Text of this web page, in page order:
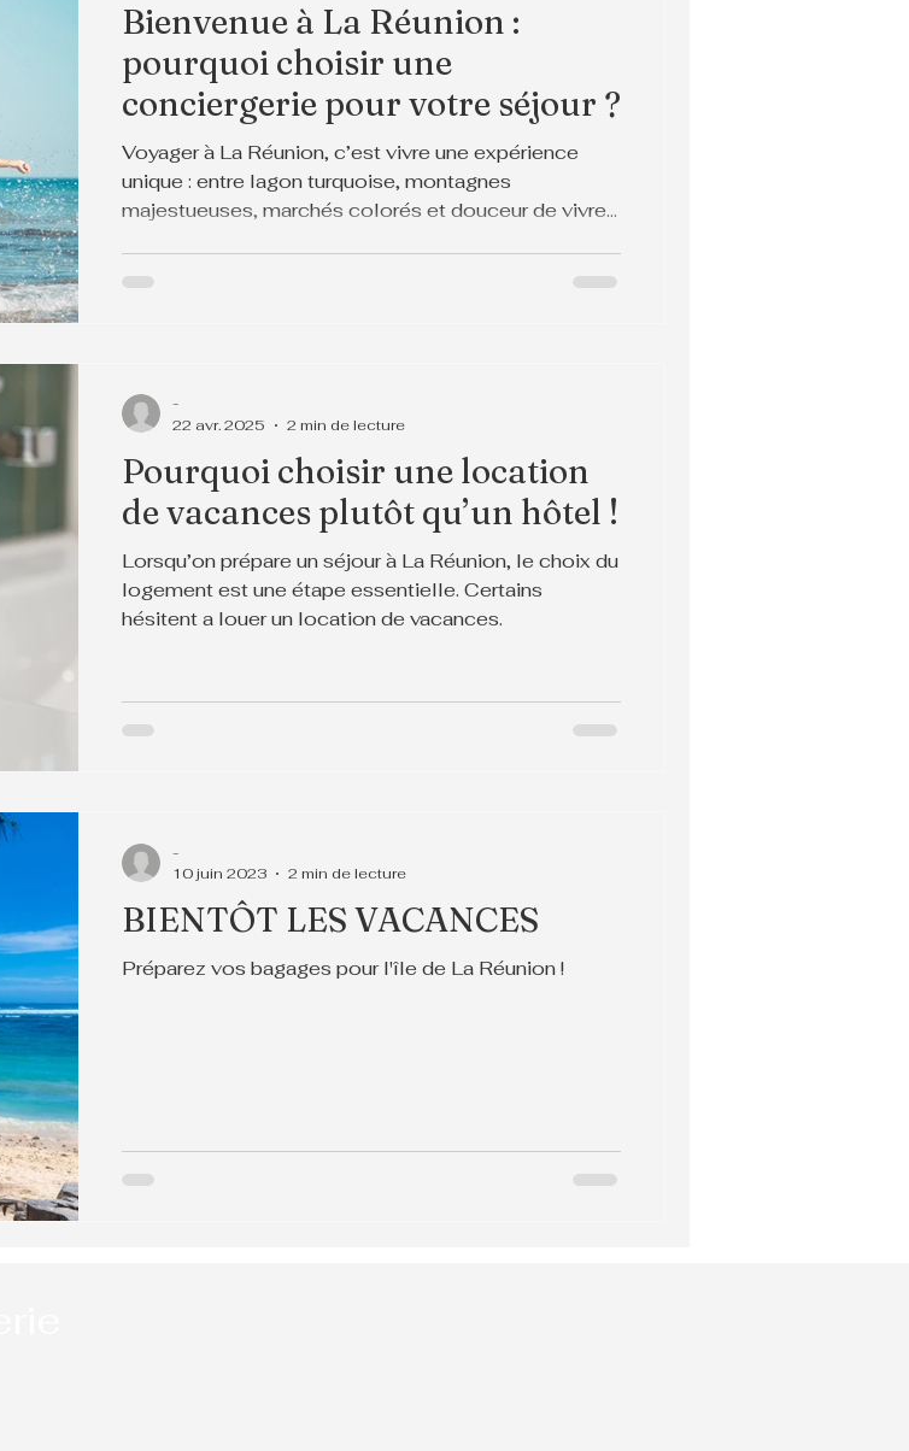
Bienvenue à La Réunion :
pourquoi choisir une
conciergerie pour votre séjour ?
Voyager à La Réunion, c’est vivre une expérience
unique : entre lagon turquoise, montagnes
majestueuses, marchés colorés et douceur de vivre,
Pourquoi choisir une location
de vacances plutôt qu’un hôtel !
Lorsqu’on prépare un séjour à La Réunion, le choix du
logement est une étape essentielle. Certains
hésitent a louer un location de vacances.
-
22 avr. 2025
2 min de lecture
BIENTÔT LES VACANCES
Préparez vos bagages pour l'île de La Réunion !
-
10 juin 2023
2 min de lecture